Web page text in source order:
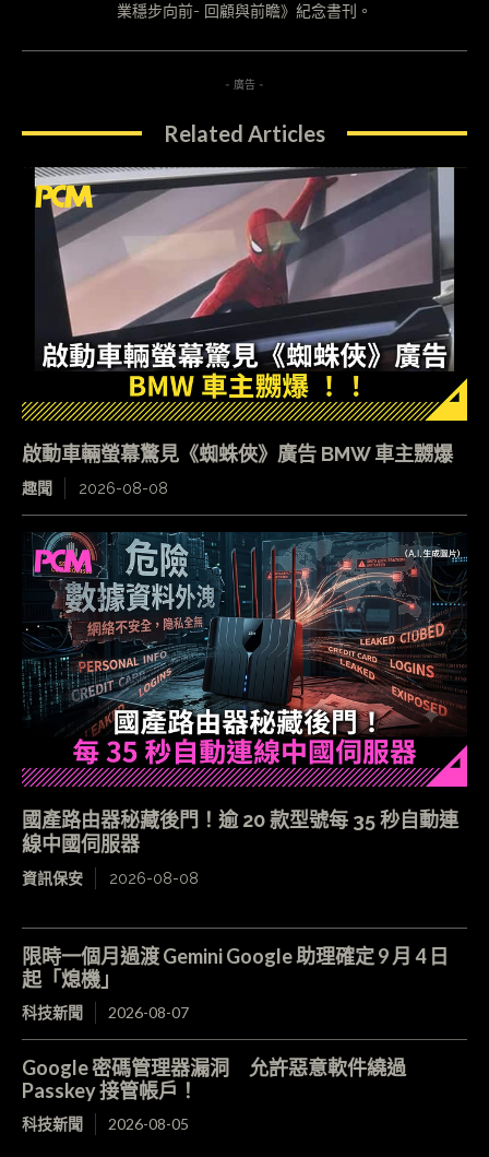
業穩步向前- 回顧與前瞻》紀念書刊。
- 廣告 -
Related Articles
啟動車輛螢幕驚見《蜘蛛俠》廣告 BMW 車主嬲爆
趣聞 2026-08-08
國產路由器秘藏後門！逾 20 款型號每 35 秒自動連
線中國伺服器
資訊保安 2026-08-08
限時一個月過渡 Gemini Google 助理確定 9 月 4 日
起「熄機」
科技新聞 2026-08-07
Google 密碼管理器漏洞 允許惡意軟件繞過
Passkey 接管帳戶！
科技新聞 2026-08-05